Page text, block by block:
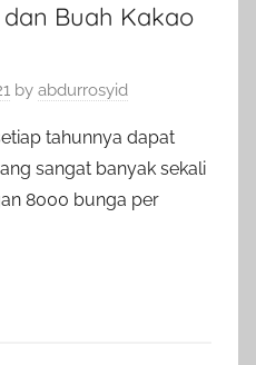
Buah Kakao
by abdurrosyid
tahunnya dapat
sangat banyak sekali
8000 bunga per